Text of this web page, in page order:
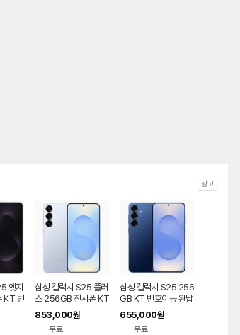
광고
엣지
KT 번
삼성 갤럭시 S25 플러
스 256GB 전시폰 KT
번호이동 완납 90요금
제
853,000원
무료
삼성 갤럭시 S25 256
GB KT 번호이동 완납
80요금제
655,000원
무료